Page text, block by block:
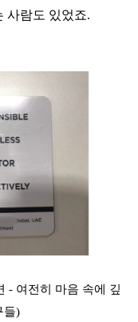
사람도 있었죠.
- 여전히 마음 속에 깊
들)